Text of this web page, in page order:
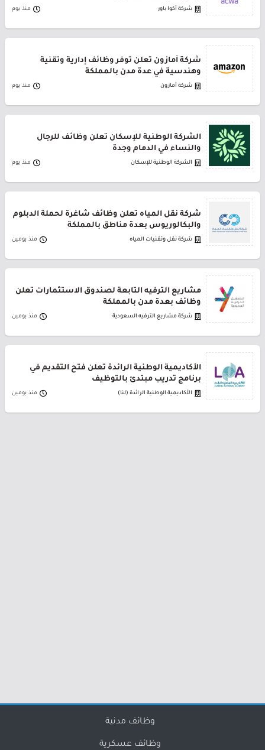
شركة أكوا باور منذ يوم
شركة أمازون تعلن توفر وظائف إدارية وتقنية
وهندسية في عدة مدن بالمملكة
شركة أمازون منذ يوم
الشركة الوطنية للإسكان تعلن وظائف للرجال
والنساء في الدمام وجدة
الشركة الوطنية للإسكان منذ يوم
شركة نقل المياه تعلن وظائف شاغرة لحملة الدبلوم
والبكالوريوس بعدة مناطق بالمملكة
شركة نقل وتقنيات المياه منذ يومين
مشاريع الترفيه التابعة لصندوق الاستثمارات تعلن
وظائف بعدة مدن بالمملكة
شركة مشاريع الترفيه السعودية منذ يومين
الأكاديمية الوطنية الرائدة تعلن فتح التقديم في
برنامج تدريب مبتدئ بالتوظيف
الأكاديمية الوطنية الرائدة (لنا) منذ يومين
وظائف مدنية
وظائف عسكرية